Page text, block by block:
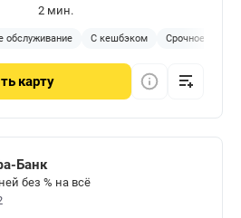
2 мин.
обслуживание С кешбэком Срочное
карту
Банк
без % на всё